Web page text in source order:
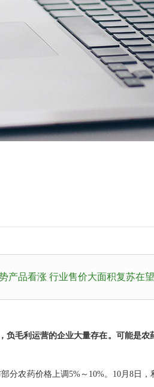
产品看涨 行业售价大面积复苏在望
利运营的企业大量存在。可能是农
分农药价格上调5%～10%。10月8日